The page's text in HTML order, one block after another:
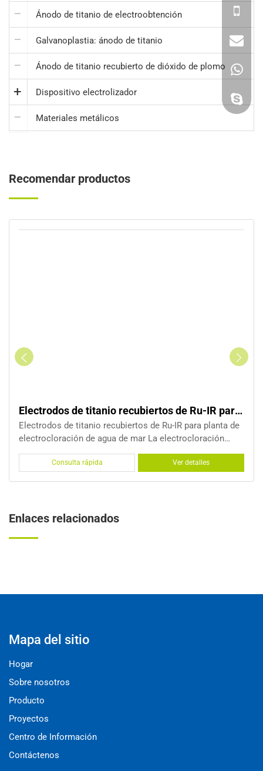
Ánodo de titanio de electroobtención
Galvanoplastia: ánodo de titanio
Ánodo de titanio recubierto de dióxido de plomo
Dispositivo electrolizador
Materiales metálicos
Recomendar productos
para electrocloración de agua de mar
de
de
Electrodos de titanio de placa paralela
Electrodos de titanio de placa paralela para
electrocloración de agua de mar Electrolizador de placa
paralela, conocido como electrolizador de placa
electrolizador PPE, está construido con una pila
Consulta rápida
Enlaces relacionados
Mapa del sitio
Hogar
Sobre nosotros
Producto
Proyectos
Centro de Información
Contáctenos